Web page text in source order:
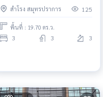
Bedrooms (FOR SALE) GNG175
สำโรง สมุทรปราการ 125
พื้นที่ : 19.70 ตร.ว.
3 3 3